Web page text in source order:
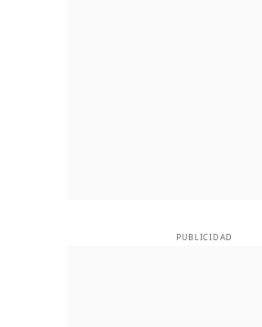
PUBLICIDAD